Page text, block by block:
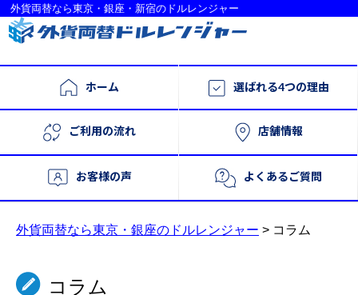
外貨両替なら東京・銀座・新宿のドルレンジャー
ホーム 選ばれる4つの理由
ご利用の流れ 店舗情報
お客様の声 よくあるご質問
外貨両替なら東京・銀座のドルレンジャー > コラム
コラム